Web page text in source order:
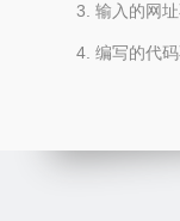
输入的网
编写的代